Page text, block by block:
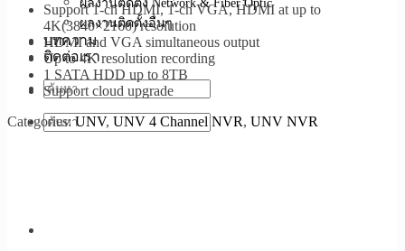
ผลงานติดตั้งอื่นๆ
บทความ
ติดต่อเรา
Support 1-ch HDMI, 1-ch VGA, HDMI at up to
4K(3840×2160) resolution
HDMI and VGA simultaneous output
Up to 4K resolution recording
1 SATA HDD up to 8TB
Support cloud upgrade
Categories:UNV, UNV 4 Channel NVR, UNV NVR